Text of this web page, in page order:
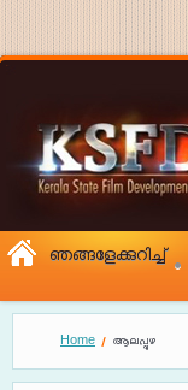
ഞങ്ങളേക്കുറിച്ച്
Home ആലപ്പുഴ